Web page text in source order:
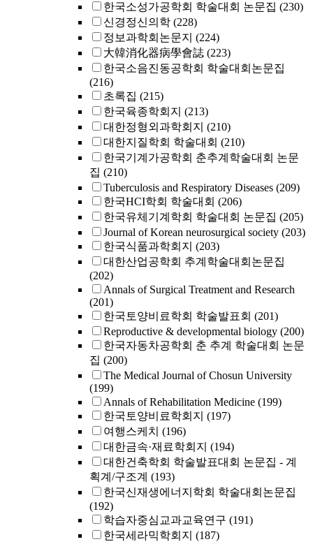
한국소성가공학회 학술대회 논문집 (230)
신경정신의학 (228)
정보과학회논문지 (224)
大韓消化器病學會誌 (223)
한국소음진동공학회 학술대회논문집
(216)
초록집 (215)
한국육종학회지 (213)
대한정형외과학회지 (210)
대한지질학회 학술대회 (210)
한국기계가공학회 춘추계학술대회 논문
집 (210)
Tuberculosis and Respiratory Diseases (209)
한국HCI학회 학술대회 (206)
한국유체기계학회 학술대회 논문집 (205)
Journal of Korean neurosurgical society (203)
한국식품과학회지 (203)
대한산업공학회 추계학술대회논문집
(202)
Annals of Surgical Treatment and Research
(201)
한국토양비료학회 학술발표회 (201)
Reproductive & developmental biology (200)
한국자동차공학회 춘 추계 학술대회 논문
집 (200)
The Medical Journal of Chosun University
(199)
Annals of Rehabilitation Medicine (199)
한국토양비료학회지 (197)
여행스케치 (196)
대한금속·재료학회지 (194)
대한건축학회 학술발표대회 논문집 - 계
획계/구조계 (193)
한국신재생에너지학회 학술대회논문집
(192)
학습자중심교과교육연구 (191)
한국세라믹학회지 (187)